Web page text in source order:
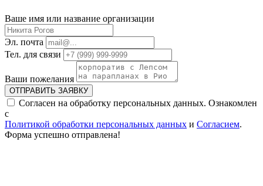
Ваше имя или название организации
Эл. почта
Тел. для связи
Ваши пожелания
ОТПРАВИТЬ ЗАЯВКУ
Согласен на обработку персональных данных. Ознакомлен
с
Политикой обработки персональных данных и Согласием.
Форма успешно отправлена!